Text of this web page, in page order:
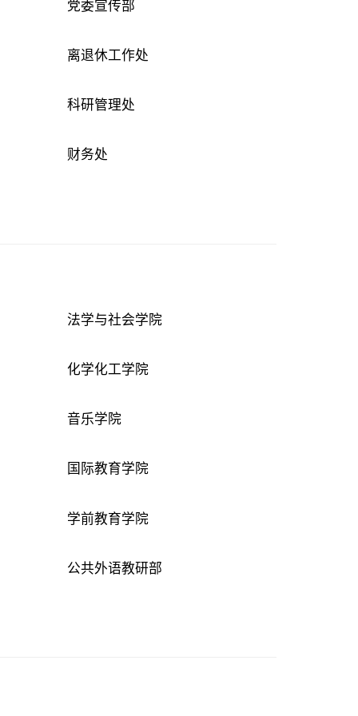
党委宣传部
离退休工作处
科研管理处
财务处
法学与社会学院
化学化工学院
音乐学院
国际教育学院
学前教育学院
公共外语教研部